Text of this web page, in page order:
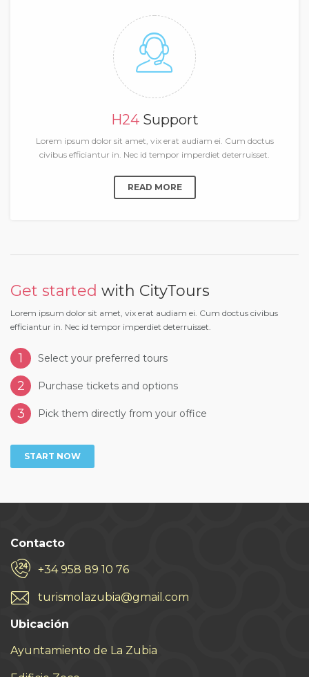
H24 Support
Lorem ipsum dolor sit amet, vix erat audiam ei. Cum doctus
civibus efficiantur in. Nec id tempor imperdiet deterruisset.
READ MORE
Get started with CityTours
Lorem ipsum dolor sit amet, vix erat audiam ei. Cum doctus civibus
efficiantur in. Nec id tempor imperdiet deterruisset.
1 Select your preferred tours
2 Purchase tickets and options
3 Pick them directly from your office
START NOW
Contacto
+34 958 89 10 76
turismolazubia@gmail.com
Ubicación
Ayuntamiento de La Zubia